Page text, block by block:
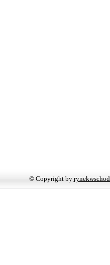
© Copyright by